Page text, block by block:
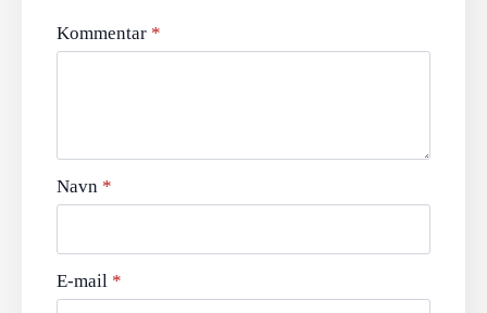
Kommentar *
Navn *
E-mail *